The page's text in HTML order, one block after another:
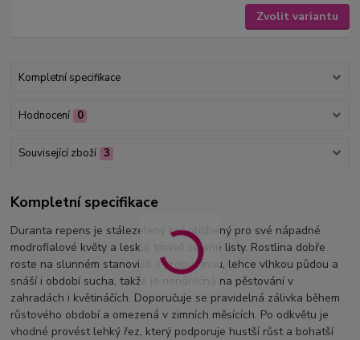
Zvolit variantu
Kompletní specifikace
Hodnocení 0
Související zboží 3
Kompletní specifikace
Duranta repens je stálezelený keř oblíbený pro své nápadné
modrofialové květy a lesklé tmavě zelené listy. Rostlina dobře
roste na slunném stanovišti s propustnou, lehce vlhkou půdou a
snáší i období sucha, takže je nenáročná na pěstování v
zahradách i květináčích. Doporučuje se pravidelná zálivka během
růstového období a omezená v zimních měsících. Po odkvětu je
vhodné provést lehký řez, který podporuje hustší růst a bohatší